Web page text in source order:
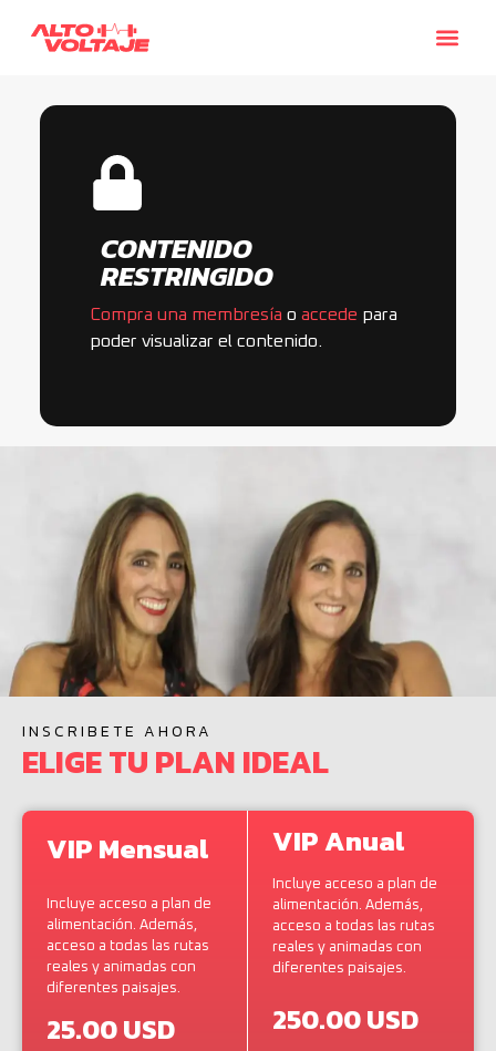
CONTENIDO
RESTRINGIDO
Compra una membresía o accede para
poder visualizar el contenido.
INSCRIBETE AHORA
ELIGE TU PLAN IDEAL
VIP Mensual
Incluye acceso a plan de
alimentación. Además,
acceso a todas las rutas
reales y animadas con
diferentes paisajes.
25.00 USD
VIP Anual
Incluye acceso a plan de
alimentación. Además,
acceso a todas las rutas
reales y animadas con
diferentes paisajes.
250.00 USD